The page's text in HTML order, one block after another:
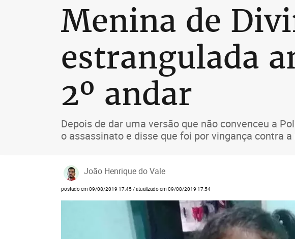
Menina de
estrangulada
2º andar
Depois de dar uma versão que não convenceu a
o assassinato e disse que foi por vingança contra
João Henrique do Vale
postado em 09/08/2019 17:45 / atualizado em 09/08/2019 17:54